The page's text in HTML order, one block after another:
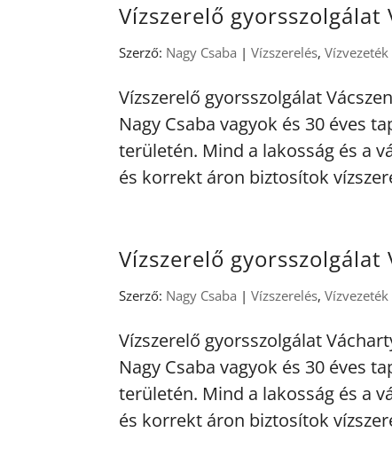
Vízszerelő gyorsszolgálat
Szerző: Nagy Csaba |Vízszerelés,
Vízszerelő gyorsszolgálat
Nagy Csaba vagyok és 30 éves
területén. Mind a lakosság és a
és korrekt áron biztosítok
Vízszerelő gyorsszolgálat
Szerző: Nagy Csaba |Vízszerelés,
Vízszerelő gyorsszolgálat
Nagy Csaba vagyok és 30 éves
területén. Mind a lakosság és a
és korrekt áron biztosítok